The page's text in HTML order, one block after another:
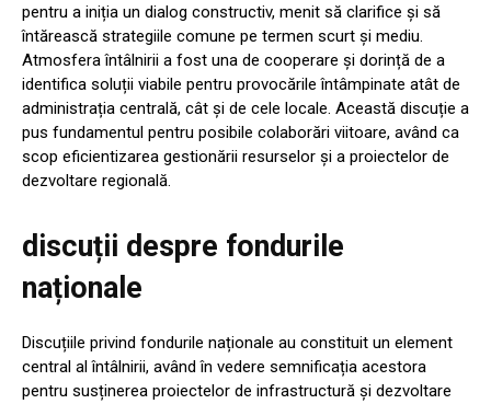
pentru a iniția un dialog constructiv, menit să clarifice și să
întărească strategiile comune pe termen scurt și mediu.
Atmosfera întâlnirii a fost una de cooperare și dorință de a
identifica soluții viabile pentru provocările întâmpinate atât de
administrația centrală, cât și de cele locale. Această discuție a
pus fundamentul pentru posibile colaborări viitoare, având ca
scop eficientizarea gestionării resurselor și a proiectelor de
dezvoltare regională.
discuții despre fondurile
naționale
Discuțiile privind fondurile naționale au constituit un element
central al întâlnirii, având în vedere semnificația acestora
pentru susținerea proiectelor de infrastructură și dezvoltare